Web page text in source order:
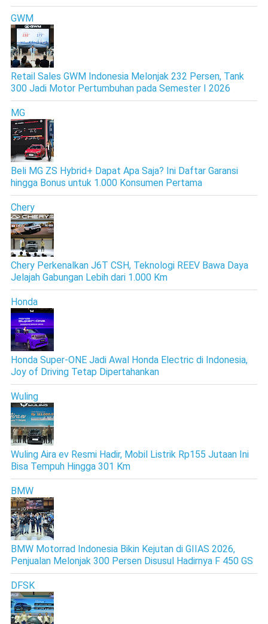
GWM
Retail Sales GWM Indonesia Melonjak 232 Persen, Tank
300 Jadi Motor Pertumbuhan pada Semester I 2026
MG
Beli MG ZS Hybrid+ Dapat Apa Saja? Ini Daftar Garansi
hingga Bonus untuk 1.000 Konsumen Pertama
Chery
Chery Perkenalkan J6T CSH, Teknologi REEV Bawa Daya
Jelajah Gabungan Lebih dari 1.000 Km
Honda
Honda Super-ONE Jadi Awal Honda Electric di Indonesia,
Joy of Driving Tetap Dipertahankan
Wuling
Wuling Aira ev Resmi Hadir, Mobil Listrik Rp155 Jutaan Ini
Bisa Tempuh Hingga 301 Km
BMW
BMW Motorrad Indonesia Bikin Kejutan di GIIAS 2026,
Penjualan Melonjak 300 Persen Disusul Hadirnya F 450 GS
DFSK